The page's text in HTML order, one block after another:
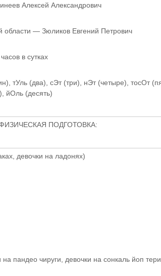
Алексей Александрович
области — Зюликов Евгений Петрович
в сутках
тУль (два), сЭт (три), нЭт (четыре), тосОт
йОль (десять)
ПОДГОТОВКА:
девочки на ладонях)
пандео чируги, девочки на сонкаль йоп